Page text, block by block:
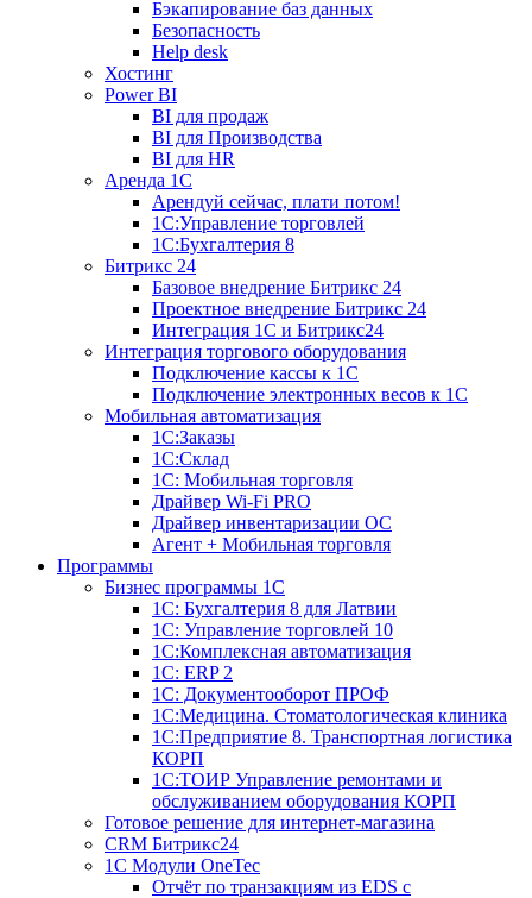
Бэкапирование баз данных
Безопасность
Help desk
Хостинг
Power BI
BI для продаж
BI для Производства
BI для HR
Аренда 1C
Арендуй сейчас, плати потом!
1С:Управление торговлей
1С:Бухгалтерия 8
Битрикс 24
Базовое внедрение Битрикс 24
Проектное внедрение Битрикс 24
Интеграция 1С и Битрикс24
Интеграция торгового оборудования
Подключение кассы к 1С
Подключение электронных весов к 1С
Мобильная автоматизация
1С:Заказы
1С:Склад
1С: Мобильная торговля
Драйвер Wi-Fi PRO
Драйвер инвентаризации ОС
Агент + Мобильная торговля
Программы
Бизнес программы 1С
1С: Бухгалтерия 8 для Латвии
1С: Управление торговлей 10
1C:Комплексная автоматизация
1С: ERP 2
1С: Документооборот ПРОФ
1С:Медицина. Стоматологическая клиника
1С:Предприятие 8. Транспортная логистика
КОРП
1С:ТОИР Управление ремонтами и
обслуживанием оборудования КОРП
Готовое решение для интернет-магазина
CRM Битрикс24
1C Модули OneTec
Отчёт по транзакциям из EDS с